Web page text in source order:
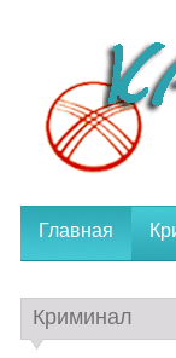
Главная
Криминал